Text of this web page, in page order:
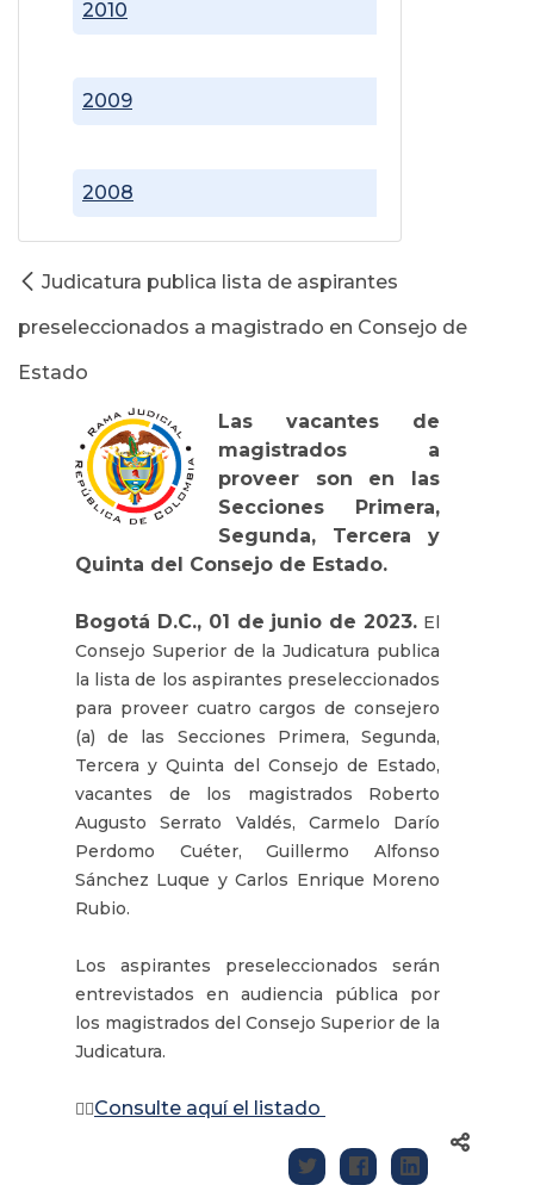
2008
2009
2010
Judicatura publica lista de aspirantes
preseleccionados a magistrado en Consejo de
Estado
Las vacantes de
magistrados a
proveer son en las
Secciones Primera,
Segunda, Tercera y
Quinta del Consejo de Estado.
Bogotá D.C., 01 de junio de 2023. El
Consejo Superior de la Judicatura publica
la lista de los aspirantes preseleccionados
para proveer cuatro cargos de consejero
(a) de las Secciones Primera, Segunda,
Tercera y Quinta del Consejo de Estado,
vacantes de los magistrados Roberto
Augusto Serrato Valdés, Carmelo Darío
Perdomo Cuéter, Guillermo Alfonso
Sánchez Luque y Carlos Enrique Moreno
Rubio.
Los aspirantes preseleccionados serán
entrevistados en audiencia pública por
los magistrados del Consejo Superior de la
Judicatura.
👉🏽Consulte aquí el listado